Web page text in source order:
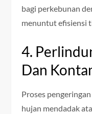
bagi perkebunan
menuntut efisiensi
4.
Dan
Proses
hujan mendadak